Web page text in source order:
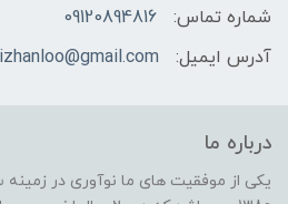
شماره تماس:
09120894816
آدرس ایمیل:
درباره ما
یکی از موفقیت های ما نوآوری در زمینه